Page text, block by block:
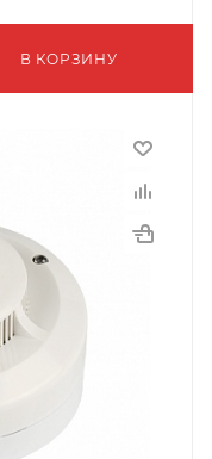
В КОРЗИНУ